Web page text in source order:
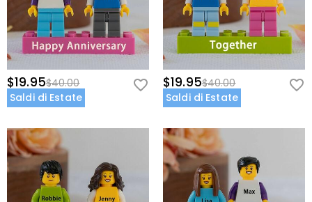
$19.95$40.00
Saldi di Estate
$19.95$40.00
Saldi di Estate